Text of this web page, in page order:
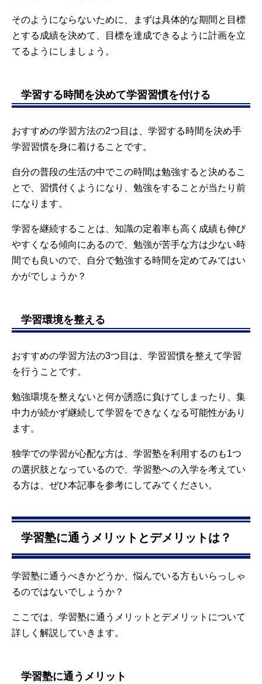
そのようにならないために、まずは具体的な期間と目標
とする成績を決めて、目標を達成できるように計画を立
てるようにしましょう。
学習する時間を決めて学習習慣を付ける
おすすめの学習方法の2つ目は、学習する時間を決め手
学習習慣を身に着けることです。
自分の普段の生活の中でこの時間は勉強すると決めるこ
とで、習慣付くようになり、勉強をすることが当たり前
になります。
学習を継続することは、知識の定着率も高く成績も伸び
やすくなる傾向にあるので、勉強が苦手な方は少ない時
間でも良いので、自分で勉強する時間を定めてみてはい
かがでしょうか？
学習環境を整える
おすすめの学習方法の3つ目は、学習習慣を整えて学習
を行うことです。
勉強環境を整えないと何か誘惑に負けてしまったり、集
中力が続かず継続して学習をできなくなる可能性があり
ます。
独学での学習が心配な方は、学習塾を利用するのも1つ
の選択肢となっているので、学習塾への入学を考えてい
る方は、ぜひ本記事を参考にしてみてください。
学習塾に通うメリットとデメリットは？
学習塾に通うべきかどうか、悩んでいる方もいらっしゃ
るのではないでしょうか？
ここでは、学習塾に通うメリットとデメリットについて
詳しく解説していきます。
学習塾に通うメリット